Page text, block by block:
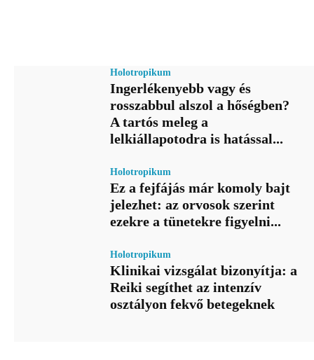
Holotropikum
Ingerlékenyebb vagy és
rosszabbul alszol a hőségben?
A tartós meleg a
lelkiállapotodra is hatással...
Holotropikum
Ez a fejfájás már komoly bajt
jelezhet: az orvosok szerint
ezekre a tünetekre figyelni...
Holotropikum
Klinikai vizsgálat bizonyítja: a
Reiki segíthet az intenzív
osztályon fekvő betegeknek